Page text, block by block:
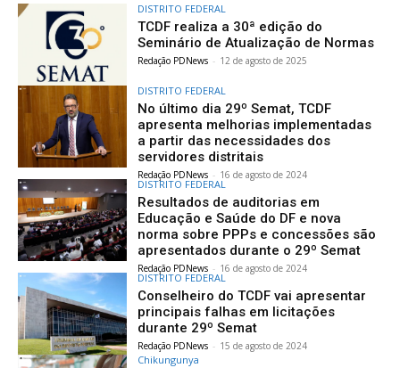
DISTRITO FEDERAL
TCDF realiza a 30ª edição do
Seminário de Atualização de Normas
Redação PDNews - 12 de agosto de 2025
DISTRITO FEDERAL
No último dia 29º Semat, TCDF
apresenta melhorias implementadas
a partir das necessidades dos
servidores distritais
Redação PDNews - 16 de agosto de 2024
DISTRITO FEDERAL
Resultados de auditorias em
Educação e Saúde do DF e nova
norma sobre PPPs e concessões são
apresentados durante o 29º Semat
Redação PDNews - 16 de agosto de 2024
DISTRITO FEDERAL
Conselheiro do TCDF vai apresentar
principais falhas em licitações
durante 29º Semat
Redação PDNews - 15 de agosto de 2024
Chikungunya